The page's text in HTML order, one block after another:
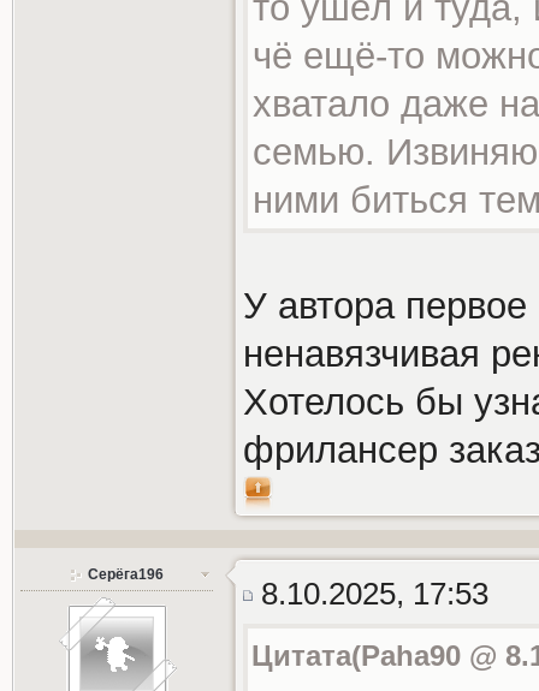
чё ещё-то
хватало даже
семью.
ними биться
У автора
ненавязчивая
Хотелось бы
фрилансер
Серёга196
8.10.2025, 17:53
Цитата(Paha90 @